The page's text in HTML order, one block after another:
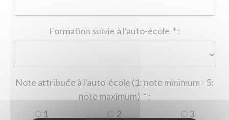
* :
Note attribuée à l'auto-école (1: note minimum - 5:
* :
1
2
3